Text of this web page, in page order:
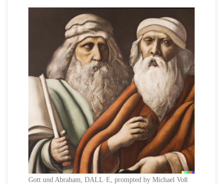
Gott und Abraham, DALL·E, prompted by Michael Voß